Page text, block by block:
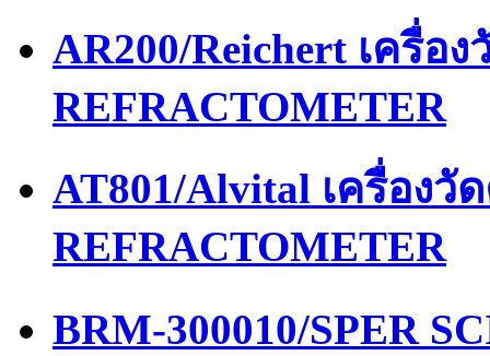
AR200/Reichert เครื่อ
REFRACTOMETER
AT801/Alvital เครื่องวั
REFRACTOMETER
BRM-300010/SPER